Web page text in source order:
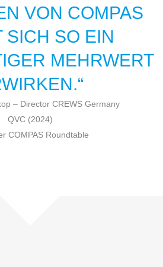
VON COMPAS
SICH SO EIN
MEHRWERT
– Director CREWS Germany
QVC (2024)
COMPAS Roundtable